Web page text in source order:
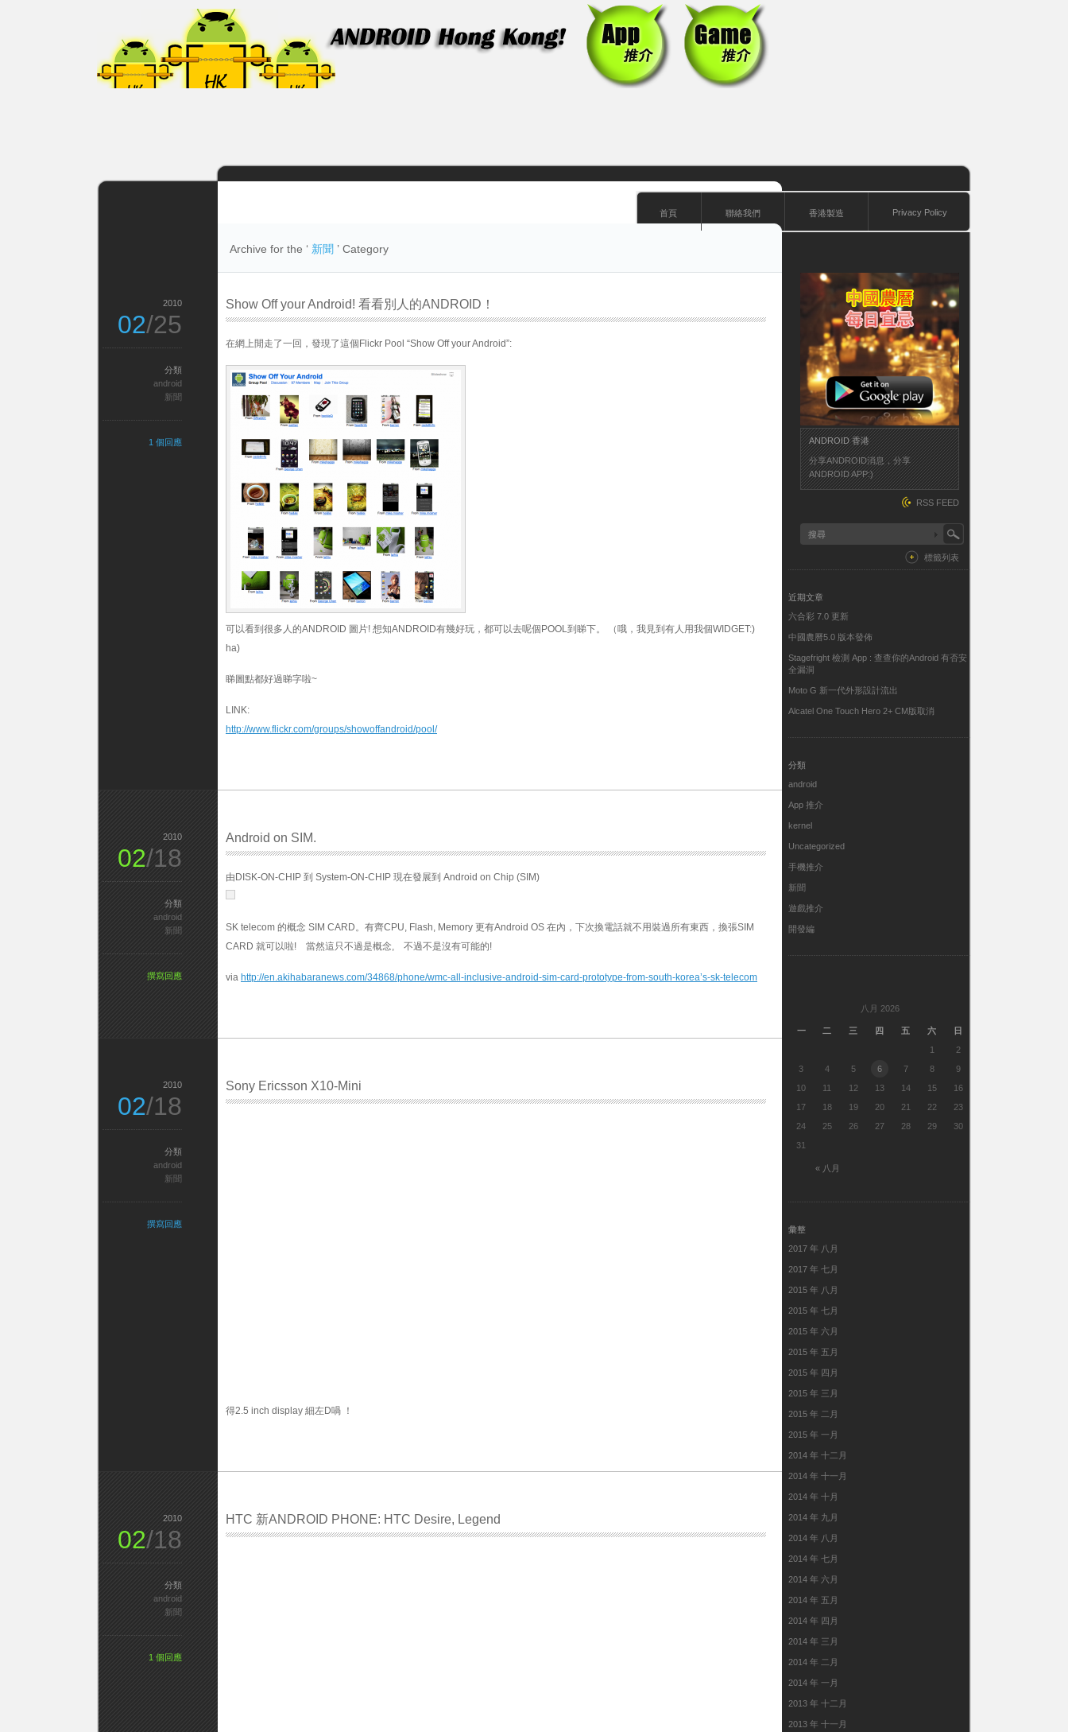
首頁 聯絡我們 香港製造 Privacy Policy
Archive for the ‘ 新聞 ’ Category
Show Off your Android! 看看別人的ANDROID！
在網上閒走了一回，發現了這個Flickr Pool “Show Off your Android”:
可以看到很多人的ANDROID 圖片! 想知ANDROID有幾好玩，都可以去呢個POOL到睇下。 （哦，我見到有人用我個WIDGET:)
ha)
睇圖點都好過睇字啦~
LINK:
http://www.flickr.com/groups/showoffandroid/pool/
2010
02/25
分類
android
新聞
1 個回應
Android on SIM.
由DISK-ON-CHIP 到 System-ON-CHIP 現在發展到 Android on Chip (SIM)
SK telecom 的概念 SIM CARD。有齊CPU, Flash, Memory 更有Android OS 在內，下次換電話就不用裝過所有東西，換張SIM
CARD 就可以啦! 當然這只不過是概念, 不過不是沒有可能的!
via http://en.akihabaranews.com/34868/phone/wmc-all-inclusive-android-sim-card-prototype-from-south-korea’s-sk-telecom
2010
02/18
分類
android
新聞
撰寫回應
Sony Ericsson X10-Mini
得2.5 inch display 細左D喎 ！
2010
02/18
分類
android
新聞
撰寫回應
HTC 新ANDROID PHONE: HTC Desire, Legend
2010
02/18
分類
android
新聞
1 個回應
ANDROID 香港
分享ANDROID消息，分享
ANDROID APP:)
RSS FEED
標籤列表
近期文章
六合彩 7.0 更新
中國農曆5.0 版本發佈
Stagefright 檢測 App : 查查你的Android 有否安
全漏洞
Moto G 新一代外形設計流出
Alcatel One Touch Hero 2+ CM版取消
分類
android
App 推介
kernel
Uncategorized
手機推介
新聞
遊戲推介
開發編
八月 2026
一 二 三 四 五 六 日
« 八月
1
2
3
4 5 6 7 8
9
10
11 12 13 14 15
16
17
18 19 20 21 22
23
24
25 26 27 28 29
30
31
彙整
2017 年 八月
2017 年 七月
2015 年 八月
2015 年 七月
2015 年 六月
2015 年 五月
2015 年 四月
2015 年 三月
2015 年 二月
2015 年 一月
2014 年 十二月
2014 年 十一月
2014 年 十月
2014 年 九月
2014 年 八月
2014 年 七月
2014 年 六月
2014 年 五月
2014 年 四月
2014 年 三月
2014 年 二月
2014 年 一月
2013 年 十二月
2013 年 十一月